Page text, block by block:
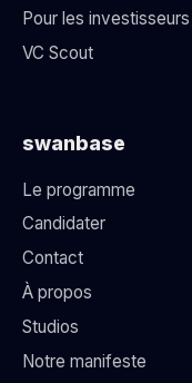
Pour les investisseurs
VC Scout
swanbase
Le programme
Candidater
Contact
À propos
Studios
Notre manifeste